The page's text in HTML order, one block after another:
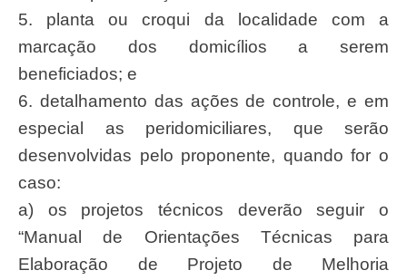
5. planta ou croqui da localidade com a
marcação dos domicílios a serem
beneficiados; e
6. detalhamento das ações de controle, e em
especial as peridomiciliares, que serão
desenvolvidas pelo proponente, quando for o
caso:
a) os projetos técnicos deverão seguir o
“Manual de Orientações Técnicas para
Elaboração de Projeto de Melhoria